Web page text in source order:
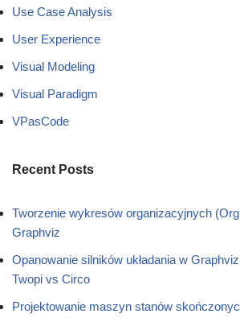
Use Case Analysis
User Experience
Visual Modeling
Visual Paradigm
VPasCode
Recent Posts
Tworzenie wykresów organizacyjnych
Graphviz
Opanowanie silników układania w
Twopi vs Circo
Projektowanie maszyn stanów